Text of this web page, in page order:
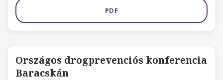
PDF
Országos drogprevenciós konferencia
Baracskán